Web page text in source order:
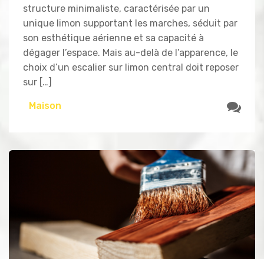
structure minimaliste, caractérisée par un
unique limon supportant les marches, séduit par
son esthétique aérienne et sa capacité à
dégager l’espace. Mais au-delà de l’apparence, le
choix d’un escalier sur limon central doit reposer
sur […]
Maison